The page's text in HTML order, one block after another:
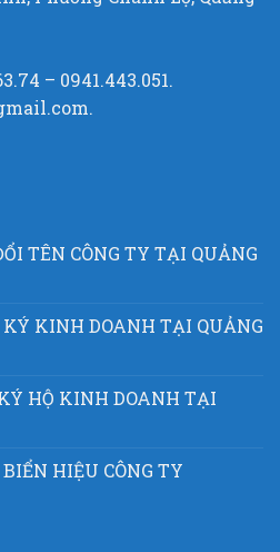
– 0941.443.051.
TÊN CÔNG TY TẠI QUẢNG
KINH DOANH TẠI QUẢNG
HỘ KINH DOANH TẠI
HIỆU CÔNG TY